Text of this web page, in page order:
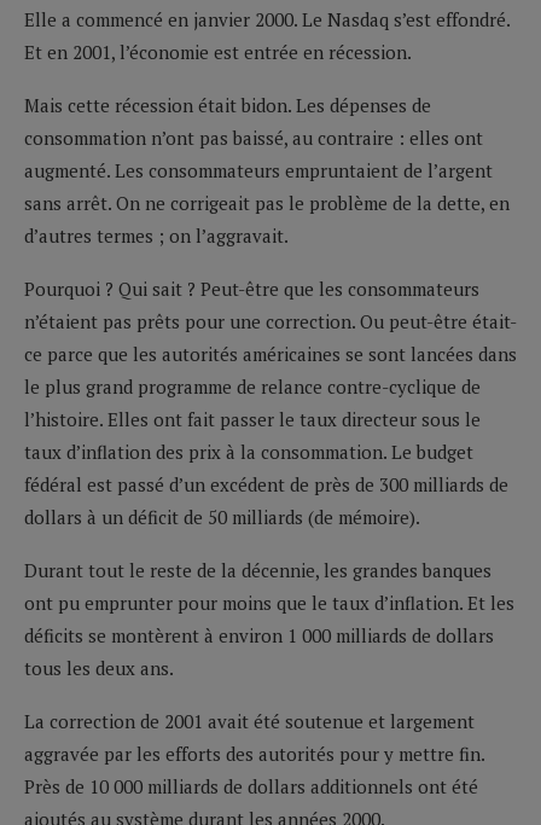
Elle a commencé en janvier 2000. Le Nasdaq s’est effondré.
Et en 2001, l’économie est entrée en récession.
Mais cette récession était bidon. Les dépenses de
consommation n’ont pas baissé, au contraire : elles ont
augmenté. Les consommateurs empruntaient de l’argent
sans arrêt. On ne corrigeait pas le problème de la dette, en
d’autres termes ; on l’aggravait.
Pourquoi ? Qui sait ? Peut-être que les consommateurs
n’étaient pas prêts pour une correction. Ou peut-être était-
ce parce que les autorités américaines se sont lancées dans
le plus grand programme de relance contre-cyclique de
l’histoire. Elles ont fait passer le taux directeur sous le
taux d’inflation des prix à la consommation. Le budget
fédéral est passé d’un excédent de près de 300 milliards de
dollars à un déficit de 50 milliards (de mémoire).
Durant tout le reste de la décennie, les grandes banques
ont pu emprunter pour moins que le taux d’inflation. Et les
déficits se montèrent à environ 1 000 milliards de dollars
tous les deux ans.
La correction de 2001 avait été soutenue et largement
aggravée par les efforts des autorités pour y mettre fin.
Près de 10 000 milliards de dollars additionnels ont été
ajoutés au système durant les années 2000.